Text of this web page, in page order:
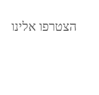
הצטרפו אלינו